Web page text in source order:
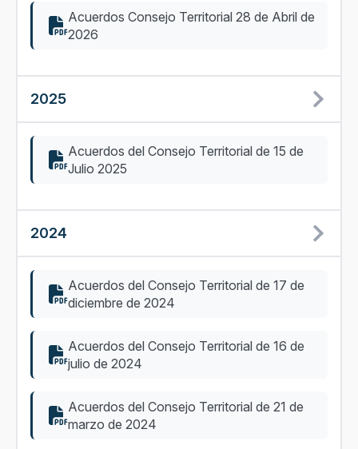
Acuerdos Consejo Territorial 28 de Abril de
2026
2025
Acuerdos del Consejo Territorial de 15 de
Julio 2025
2024
Acuerdos del Consejo Territorial de 17 de
diciembre de 2024
Acuerdos del Consejo Territorial de 16 de
julio de 2024
Acuerdos del Consejo Territorial de 21 de
marzo de 2024